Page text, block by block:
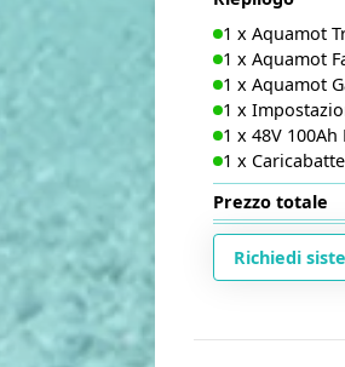
1 x Aquamot
1 x Aquamot
1 x Aquamot
1 x
1 x 48V
1 x
Prezzo totale
Richiedi